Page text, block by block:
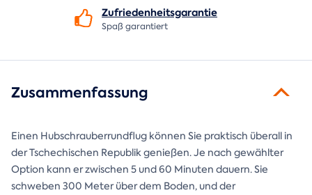
Zufriedenheitsgarantie
Spaß garantiert
Zusammenfassung
Einen Hubschrauberrundflug können Sie praktisch überall in
der Tschechischen Republik genießen. Je nach gewählter
Option kann er zwischen 5 und 60 Minuten dauern. Sie
schweben 300 Meter über dem Boden, und der